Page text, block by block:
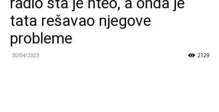
tata rešavao njegove
probleme
30/04/2023 2129